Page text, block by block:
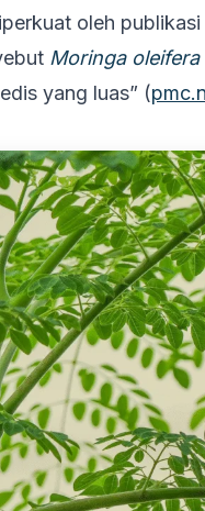
oleh publikasi
Moringa oleifera
yang luas” (